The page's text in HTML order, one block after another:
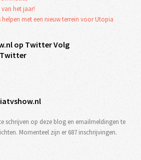
het jaar!
met een nieuw terrein voor Utopia
Volg
schrijven op deze blog en emailmeldingen te
Momenteel zijn er 687 inschrijvingen.